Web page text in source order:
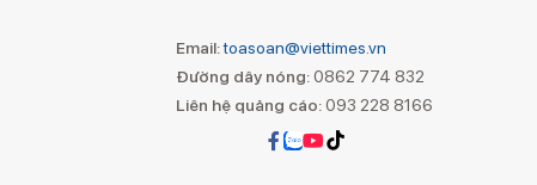
Email:toasoan@viettimes.vn
Đường dây nóng: 0862 774 832
Liên hệ quảng cáo: 093 228 8166